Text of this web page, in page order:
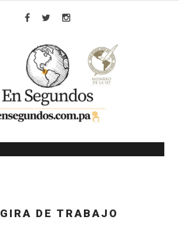
GIRA DE TRABAJO